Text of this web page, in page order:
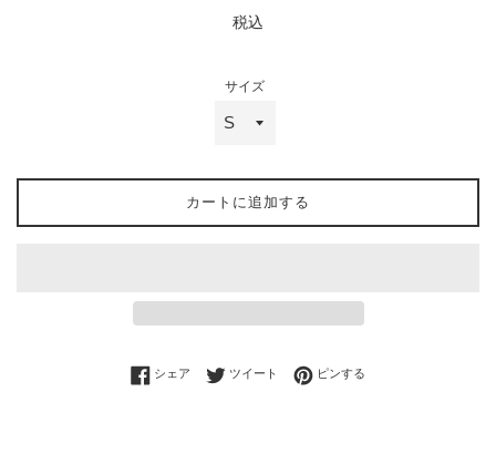
税込
サイズ
カートに追加する
シェア Facebookでシェアする
ツイート Twitterに投稿する
ピンする